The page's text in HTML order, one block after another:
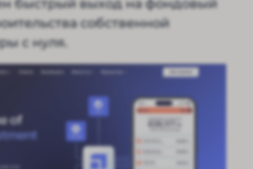
быстрый выход на фондовый
собственной
с нуля.